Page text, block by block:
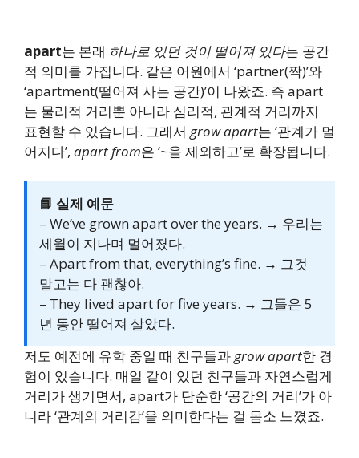
apart는 본래 하나로 있던 것이 떨어져 있다는 공간
적 의미를 가집니다. 같은 어원에서 ‘partner(짝)’와
‘apartment(떨어져 사는 공간)’이 나왔죠. 즉 apart
는 물리적 거리뿐 아니라 심리적, 관계적 거리까지
표현할 수 있습니다. 그래서 grow apart는 ‘관계가 멀
어지다’, apart from은 ‘~을 제외하고’로 확장됩니다.
📘 실제 예문
– We’ve grown apart over the years. → 우리는
세월이 지나며 멀어졌다.
– Apart from that, everything’s fine. → 그것
말고는 다 괜찮아.
– They lived apart for five years. → 그들은 5
년 동안 떨어져 살았다.
저도 예전에 유학 중일 때 친구들과grow apart한 경
험이 있습니다. 매일 같이 있던 친구들과 자연스럽게
거리가 생기면서, apart가 단순한 ‘공간의 거리’가 아
니라 ‘관계의 거리감’을 의미한다는 걸 몸소 느꼈죠.